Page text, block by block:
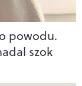
powodu.
szok